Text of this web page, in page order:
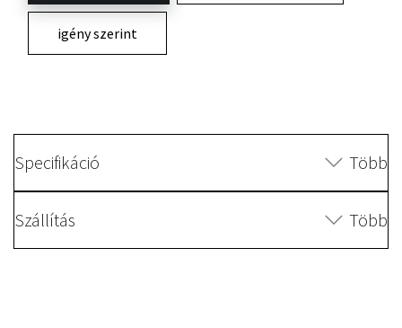
igény szerint
Specifikáció Több
Szállítás Több